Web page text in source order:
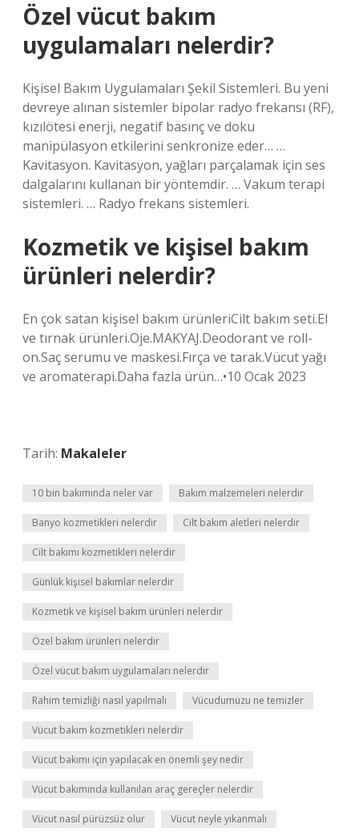
Özel vücut bakım
uygulamaları nelerdir?
Kişisel Bakım Uygulamaları Şekil Sistemleri. Bu yeni
devreye alınan sistemler bipolar radyo frekansı (RF),
kızılötesi enerji, negatif basınç ve doku
manipülasyon etkilerini senkronize eder… …
Kavitasyon. Kavitasyon, yağları parçalamak için ses
dalgalarını kullanan bir yöntemdir. … Vakum terapi
sistemleri. … Radyo frekans sistemleri.
Kozmetik ve kişisel bakım
ürünleri nelerdir?
En çok satan kişisel bakım ürünleriCilt bakım seti.El
ve tırnak ürünleri.Oje.MAKYAJ.Deodorant ve roll-
on.Saç serumu ve maskesi.Fırça ve tarak.Vücut yağı
ve aromaterapi.Daha fazla ürün…•10 Ocak 2023
Tarih: Makaleler
10 bin bakımında neler var Bakım malzemeleri nelerdir
Banyo kozmetikleri nelerdir Cilt bakım aletleri nelerdir
Cilt bakımı kozmetikleri nelerdir
Günlük kişisel bakımlar nelerdir
Kozmetik ve kişisel bakım ürünleri nelerdir
Özel bakım ürünleri nelerdir
Özel vücut bakım uygulamaları nelerdir
Rahim temizliği nasıl yapılmalı Vücudumuzu ne temizler
Vücut bakım kozmetikleri nelerdir
Vücut bakımı için yapılacak en önemli şey nedir
Vücut bakımında kullanılan araç gereçler nelerdir
Vücut nasıl pürüzsüz olur Vücut neyle yıkanmalı